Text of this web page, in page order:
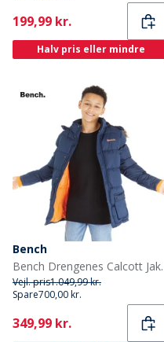
Current
199,99 kr.
Halv pris eller mindre
Bench
Bench
Vejl. pris1.049,99 kr.
Spare700,00 kr.
Current
349,99 kr.